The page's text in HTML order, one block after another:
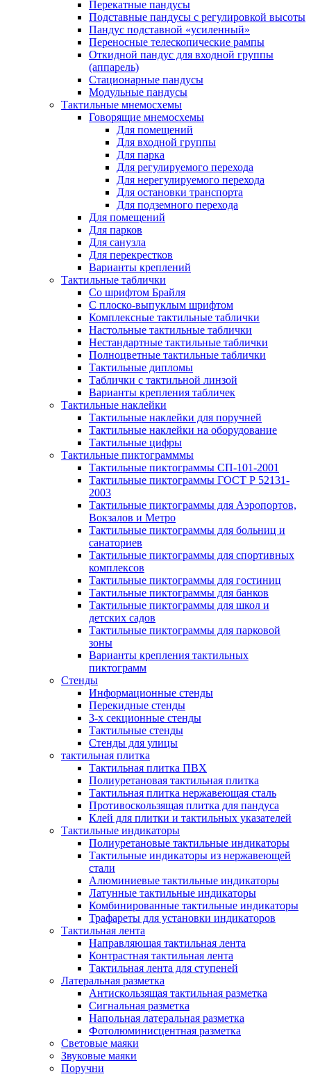
Перекатные пандусы
Подставные пандусы с регулировкой выcоты
Пандус подставной «усиленный»
Переносные телескопические рампы
Откидной пандус для входной группы
(аппарель)
Стационарные пандусы
Модульные пандусы
Тактильные мнемосхемы
Говорящие мнемосхемы
Для помещений
Для входной группы
Для парка
Для регулируемого перехода
Для нерегулируемого перехода
Для остановки транспорта
Для подземного перехода
Для помещений
Для парков
Для санузла
Для перекрестков
Варианты креплений
Тактильные таблички
Со шрифтом Брайля
С плоско-выпуклым шрифтом
Комплексные тактильные таблички
Настольные тактильные таблички
Нестандартные тактильные таблички
Полноцветные тактильные таблички
Тактильные дипломы
Таблички с тактильной линзой
Варианты крепления табличек
Тактильные наклейки
Тактильные наклейки для поручней
Тактильные наклейки на оборудование
Тактильные цифры
Тактильные пиктограмммы
Тактильные пиктограммы СП-101-2001
Тактильные пиктограммы ГОСТ Р 52131-
2003
Тактильные пиктограммы для Аэропортов,
Вокзалов и Метро
Тактильные пиктограммы для больниц и
санаториев
Тактильные пиктограммы для спортивных
комплексов
Тактильные пиктограммы для гостиниц
Тактильные пиктограммы для банков
Тактильные пиктограммы для школ и
детских садов
Тактильные пиктограммы для парковой
зоны
Варианты крепления тактильных
пиктограмм
Стенды
Информационные стенды
Перекидные стенды
3-х секционные стенды
Тактильные стенды
Стенды для улицы
тактильная плитка
Тактильная плитка ПВХ
Полиуретановая тактильная плитка
Тактильная плитка нержавеющая сталь
Противоскользящая плитка для пандуса
Клей для плитки и тактильных указателей
Тактильные индикаторы
Полиуретановые тактильные индикаторы
Тактильные индикаторы из нержавеющей
стали
Алюминиевые тактильные индикаторы
Латунные тактильные индикаторы
Комбинированные тактильные индикаторы
Трафареты для установки индикаторов
Тактильная лента
Направляющая тактильная лента
Контрастная тактильная лента
Тактильная лента для ступеней
Латеральная разметка
Антискользящая тактильная разметка
Сигнальная разметка
Напольная латеральная разметка
Фотолюминисцентная разметка
Световые маяки
Звуковые маяки
Поручни